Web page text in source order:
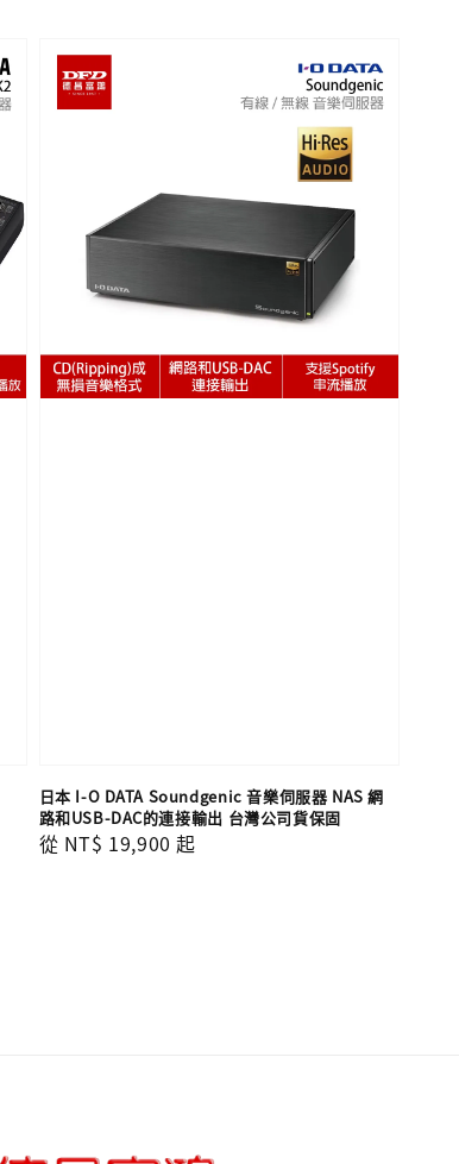
日本 I-O DATA Soundgenic 音樂伺服器 NAS 網
路和USB-DAC的連接輸出 台灣公司貨保固
Regular
從 NT$ 19,900 起